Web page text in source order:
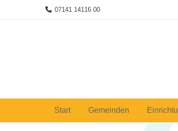
07141 14116 00
Start Gemeinden